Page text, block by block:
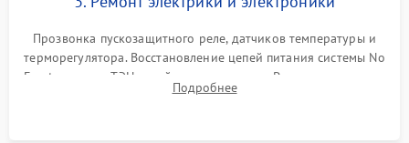
Прозвонка пускозащитного реле, датчиков температуры и
терморегулятора. Восстановление цепей питания системы No
Frost, включая ТЭН оттайки и вентилятор. Ремонт или замена
платы управления при сбоях алгоритмов.
Подробнее